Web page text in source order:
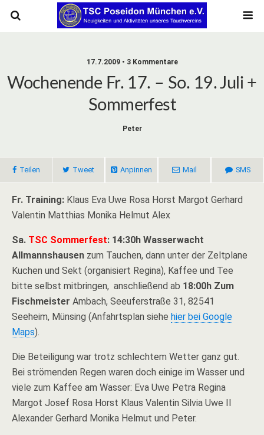
17.7.2009 • 3 Kommentare
Wochenende Fr. 17. – So. 19. Juli +
Sommerfest
Peter
Teilen Tweet Anpinnen Mail SMS
Fr. Training: Klaus Eva Uwe Rosa Horst Margot Gerhard
Valentin Matthias Monika Helmut Alex
Sa. TSC Sommerfest: 14:30h Wasserwacht
Allmannshausen zum Tauchen, dann unter der Zeltplane
Kuchen und Sekt (organisiert Regina), Kaffee und Tee
bitte selbst mitbringen, anschließend ab 18:00h Zum
Fischmeister Ambach, Seeuferstraße 31, 82541
Seeheim, Münsing (Anfahrtsplan siehe hier bei Google
Maps).
Die Beteiligung war trotz schlechtem Wetter ganz gut.
Bei strömenden Regen waren doch einige im Wasser und
viele zum Kaffee am Wasser: Eva Uwe Petra Regina
Margot Josef Rosa Horst Klaus Valentin Silvia Uwe II
Alexander Gerhard Monika Helmut und Peter.